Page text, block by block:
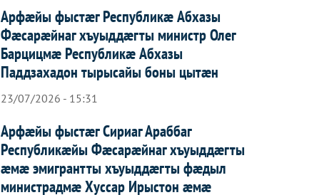
Арфæйы фыстæг Республикæ Абхазы
Фæсарæйнаг хъуыддæгты министр Олег
Барцицмæ Республикæ Абхазы
Паддзахадон тырысайы боны цытæн
23/07/2026 - 15:31
Арфæйы фыстæг Сириаг Араббаг
Республикæйы Фæсарæйнаг хъуыддæгты
æмæ эмигрантты хъуыддæгты фæдыл
министрадмæ Хуссар Ирыстон æмæ